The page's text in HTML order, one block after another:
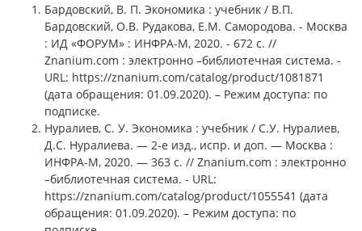
Бардовский, В. П. Экономика : учебник / В.П.
Бардовский, О.В. Рудакова, Е.М. Самородова. - Москва
: ИД «ФОРУМ» : ИНФРА-М, 2020. - 672 с. //
Znanium.com : электронно –библиотечная система. -
URL: https://znanium.com/catalog/product/1081871
(дата обращения: 01.09.2020). – Режим доступа: по
подписке.
Нуралиев, С. У. Экономика : учебник / С.У. Нуралиев,
Д.С. Нуралиева. — 2-е изд., испр. и доп. — Москва :
ИНФРА-М, 2020. — 363 с. // Znanium.com : электронно
–библиотечная система. - URL:
https://znanium.com/catalog/product/1055541 (дата
обращения: 01.09.2020). – Режим доступа: по